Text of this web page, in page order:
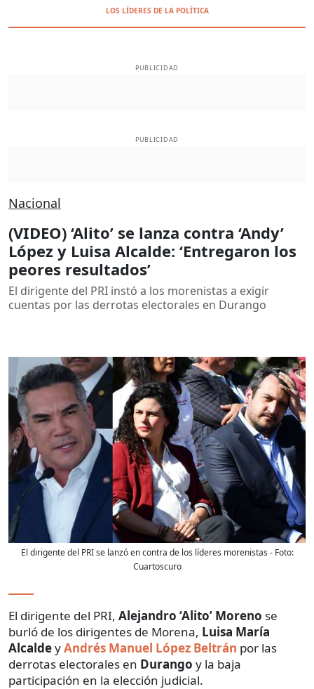
LOS LÍDERES DE LA POLÍTICA
PUBLICIDAD
PUBLICIDAD
Nacional
(VIDEO) ‘Alito’ se lanza contra ‘Andy’
López y Luisa Alcalde: ‘Entregaron los
peores resultados’
El dirigente del PRI instó a los morenistas a exigir
cuentas por las derrotas electorales en Durango
El dirigente del PRI se lanzó en contra de los líderes morenistas - Foto:
Cuartoscuro
El dirigente del PRI, Alejandro ‘Alito’ Moreno se
burló de los dirigentes de Morena, Luisa María
AlcaldeyAndrés Manuel López Beltrán por las
derrotas electorales en Durango y la baja
participación en la elección judicial.